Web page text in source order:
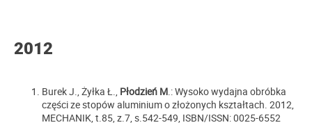
2012
Burek J., Żyłka Ł., Płodzień M .: Wysoko wydajna obróbka
części ze stopów aluminium o złożonych kształtach. 2012,
MECHANIK, t.85, z.7, s.542-549, ISBN/ISSN: 0025-6552